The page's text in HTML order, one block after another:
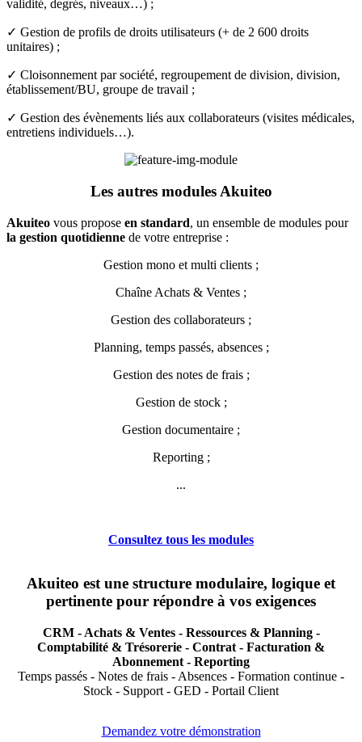
validité, degrés, niveaux…) ;
✓ Gestion de profils de droits utilisateurs (+ de 2 600 droits
unitaires) ;
✓ Cloisonnement par société, regroupement de division, division,
établissement/BU, groupe de travail ;
✓ Gestion des évènements liés aux collaborateurs (visites médicales,
entretiens individuels…).
Les autres modules Akuiteo
Akuiteo vous propose en standard, un ensemble de modules pour
la gestion quotidienne de votre entreprise :
Gestion mono et multi clients ;
Chaîne Achats & Ventes ;
Gestion des collaborateurs ;
Planning, temps passés, absences ;
Gestion des notes de frais ;
Gestion de stock ;
Gestion documentaire ;
Reporting ;
...
Consultez tous les modules
Akuiteo est une structure modulaire, logique et
pertinente pour répondre à vos exigences
CRM - Achats & Ventes - Ressources & Planning -
Comptabilité & Trésorerie - Contrat - Facturation &
Abonnement - Reporting
Temps passés - Notes de frais - Absences - Formation continue -
Stock - Support - GED - Portail Client
Demandez votre démonstration